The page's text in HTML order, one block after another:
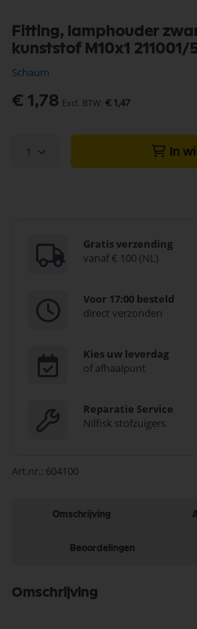
Fitting, lamphouder
kunststof M10x1 211001/
Schaum
€ 1,78 € 1,47
1 In
Gratis verzending
vanaf € 100 (NL)
Voor 17:00 besteld
direct verzonden
Kies uw leverdag
of afhaalpunt
Reparatie Service
Nilfisk stofzuigers
Art.nr. 604100
Ga
naar
het
van
de
afbeeldingen-
Omschrijving
Beoordelingen
Omschrijving